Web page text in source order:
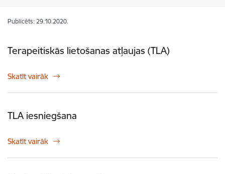
Publicēts: 29.10.2020.
Terapeitiskās lietošanas atļaujas (TLA)
Skatīt vairāk
TLA iesniegšana
Skatīt vairāk